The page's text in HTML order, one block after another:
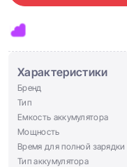
Характеристики
Бренд
Тип
Емкость аккумулятора
Мощность
Время для полной зарядки
Тип аккумулятора